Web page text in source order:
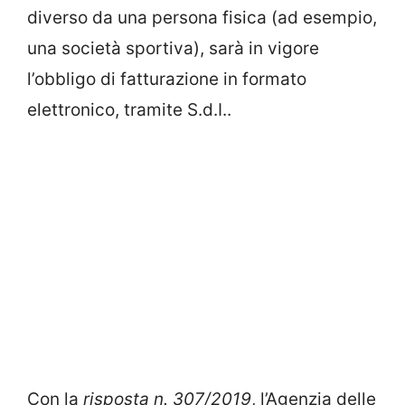
diverso da una persona fisica (ad esempio,
una società sportiva), sarà in vigore
l’obbligo di fatturazione in formato
elettronico, tramite S.d.I..
Con la risposta n. 307/2019, l’Agenzia delle